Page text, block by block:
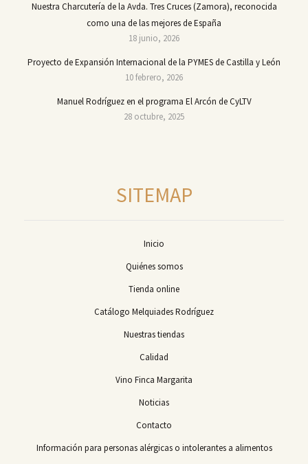
Nuestra Charcutería de la Avda. Tres Cruces (Zamora), reconocida
como una de las mejores de España
18 junio, 2026
Proyecto de Expansión Internacional de la PYMES de Castilla y León
10 febrero, 2026
Manuel Rodríguez en el programa El Arcón de CyLTV
28 octubre, 2025
SITEMAP
Inicio
Quiénes somos
Tienda online
Catálogo Melquiades Rodríguez
Nuestras tiendas
Calidad
Vino Finca Margarita
Noticias
Contacto
Información para personas alérgicas o intolerantes a alimentos